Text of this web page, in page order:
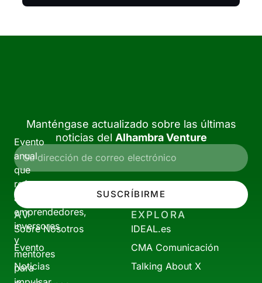
Evento
anual
que
reúne
a
emprendedores,
inversores
y
mentores
para
Manténgase actualizado sobre las últimas
noticias del Alhambra Venture
SUSCRÍBIRME
AV
Sobre Nosotros
Evento
Noticias
EXPLORA
IDEAL.es
CMA Comunicación
Talking About X